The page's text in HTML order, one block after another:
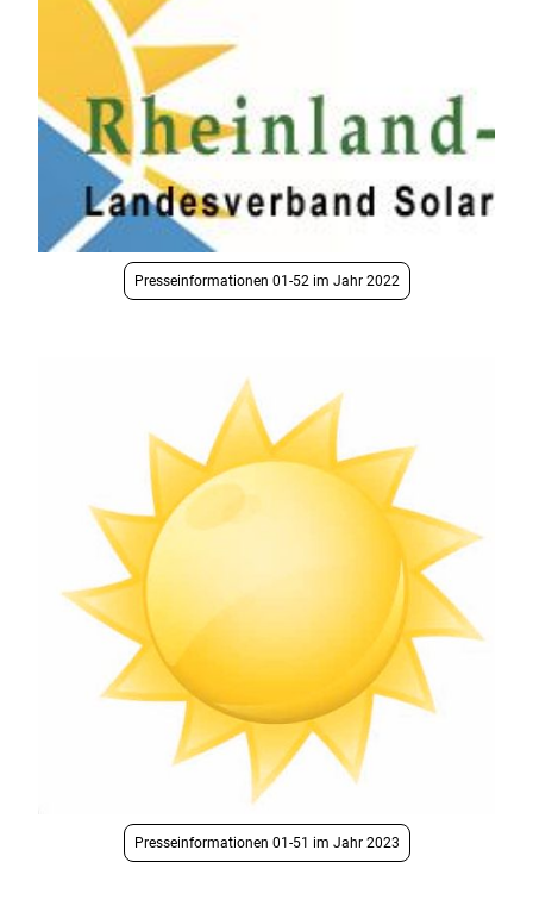
Presseinformationen 01-52 im Jahr 2022
Presseinformationen 01-51 im Jahr 2023